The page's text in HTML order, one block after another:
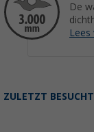
De
Lees
ZULETZT BESUCHT